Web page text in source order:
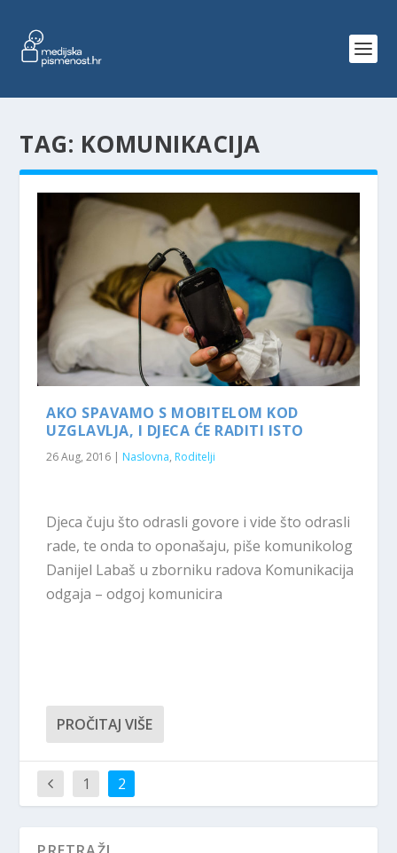
TAG: KOMUNIKACIJA
AKO SPAVAMO S MOBITELOM KOD
UZGLAVLJA, I DJECA ĆE RADITI ISTO
26 Aug, 2016 | Naslovna, Roditelji
Djeca čuju što odrasli govore i vide što odrasli
rade, te onda to oponašaju, piše komunikolog
Danijel Labaš u zborniku radova Komunikacija
odgaja – odgoj komunicira
PROČITAJ VIŠE
1 2